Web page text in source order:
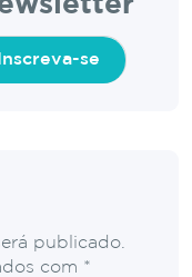
Inscreva-se
publicado.
com *